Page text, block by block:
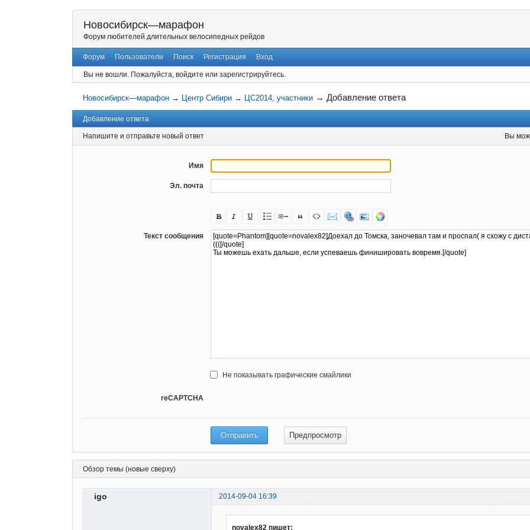
Новосибирск—марафон
Форум любителей длительных велосипедных рейдов
Форум Пользователи Поиск Регистрация Вход
Вы не вошли. Пожалуйста, войдите или зарегистрируйтесь.
Новосибирск—марафон → Центр Сибири → ЦС2014, участники →Добавление ответа
Добавление ответа
Напишите и отправьте новый ответ Вы
Имя
Эл. почта
Текст сообщения
Не показывать графические смайлики
reCAPTCHA
Обзор темы (новые сверху)
igo 2014-09-04 16:39
novalex82 пишет: